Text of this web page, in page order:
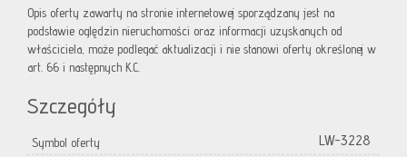
Opis oferty zawarty na stronie internetowej sporządzany jest na
podstawie oględzin nieruchomości oraz informacji uzyskanych od
właściciela, może podlegać aktualizacji i nie stanowi oferty określonej w
art. 66 i następnych K.C.
Szczegóły
Symbol oferty LW-3228